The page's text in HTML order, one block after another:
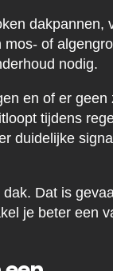
dakpannen,
of
nodig.
en of er geen
tijdens
duidelijke
Dat is
je beter een